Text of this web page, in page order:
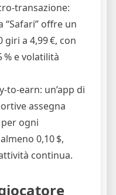
“Safari” offre un
giri a 4,99 €, con
% e volatilità
un’app di
assegna
ogni
0,10 $,
continua.